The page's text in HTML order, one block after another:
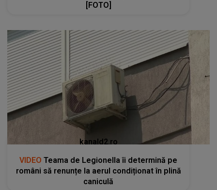
[FOTO]
kanald2.ro
VIDEO Teama de Legionella îi determină pe
români să renunțe la aerul condiționat în plină
caniculă